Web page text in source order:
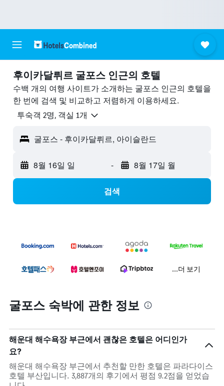
후이카달뤼르 굴포스 ​인근의 호텔
수백 개의 여행 사이트가 소개하는 굴포스 인근의 호텔을
한 번에 검색 및 비교하고 저렴하게 이용하세요.
​투숙객 2​명, ​객실 1개
굴포스 - 후이카달뤼르, 아이슬란드
8월 16일 일 - 8월 17일 월
검색
...더 보기
굴포스 숙박에 관한 정보
해운대 해수욕장 부근에서 괜찮은 호텔은 어디인가
요?
해운대 해수욕장 부근에서 추천할 만한 호텔은 파라다이스
호텔 부산입니다. 3,887개의 후기에서 평점 9.2점을 얻었습